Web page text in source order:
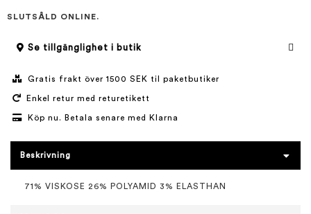
SLUTSÅLD ONLINE.
Se tillgänglighet i butik
Gratis frakt över 1500 SEK til paketbutiker
Enkel retur med returetikett
Köp nu. Betala senare med Klarna
Beskrivning
71% VISKOSE 26% POLYAMID 3% ELASTHAN